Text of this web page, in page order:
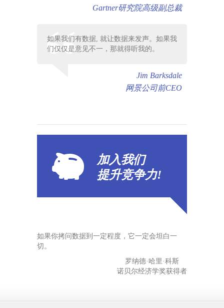
Gartner研究院高级副总裁
如果我们有数据, 就让数据来发声。如果我
们仅仅是意见不一，那就得听我的。
Jim Barksdale
网景公司前CEO
加入我们
提升竞争力!
如果你拷问数据到一定程度，它一定会坦白一
切。
罗纳德·哈里·科斯
诺贝尔经济学奖获得者